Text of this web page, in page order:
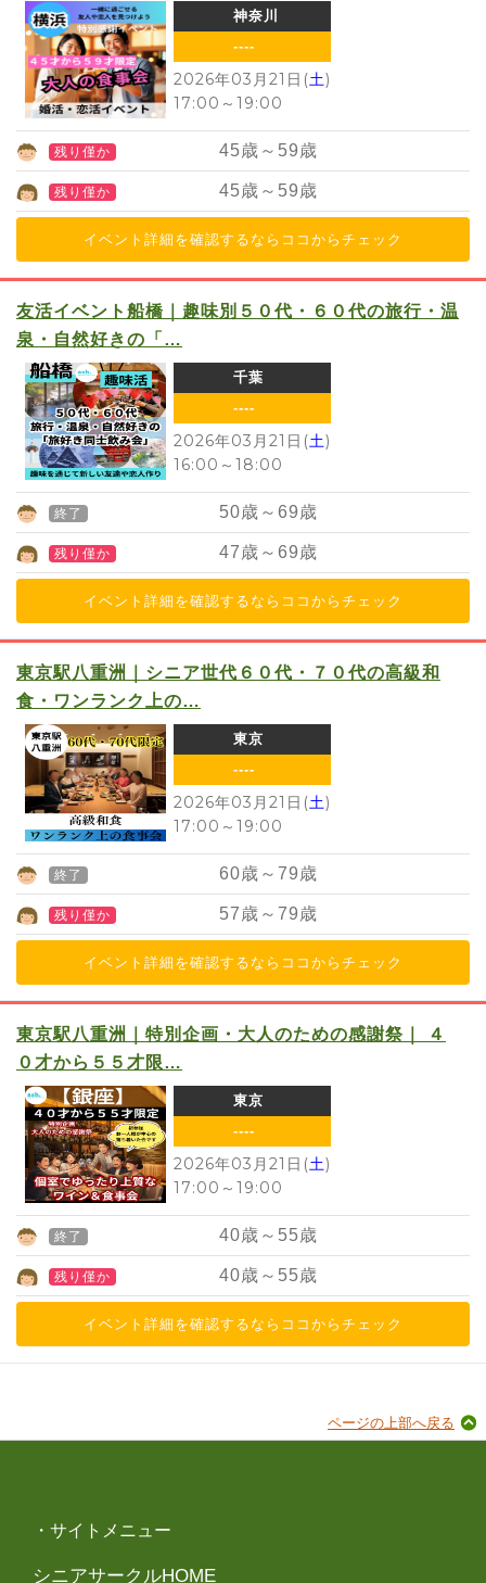
神奈川
----
2026年03月21日(土)
17:00 ～ 19:00
残り僅か 45歳～ 59歳
残り僅か 45歳～ 59歳
イベント詳細を確認するならココからチェック
友活イベント船橋｜趣味別５０代・６０代の旅行・温
泉・自然好きの「…
千葉
----
2026年03月21日(土)
16:00 ～ 18:00
終了 50歳～69歳
残り僅か 47歳～69歳
イベント詳細を確認するならココからチェック
東京駅八重洲｜シニア世代６０代・７０代の高級和
食・ワンランク上の…
東京
----
2026年03月21日(土)
17:00 ～ 19:00
終了 60歳～79歳
残り僅か 57歳～79歳
イベント詳細を確認するならココからチェック
東京駅八重洲｜特別企画・大人のための感謝祭｜ ４
０才から５５才限…
東京
----
2026年03月21日(土)
17:00 ～ 19:00
終了 40歳～ 55歳
残り僅か 40歳～ 55歳
イベント詳細を確認するならココからチェック
ページの上部へ戻る
・サイトメニュー
シニアサークルHOME